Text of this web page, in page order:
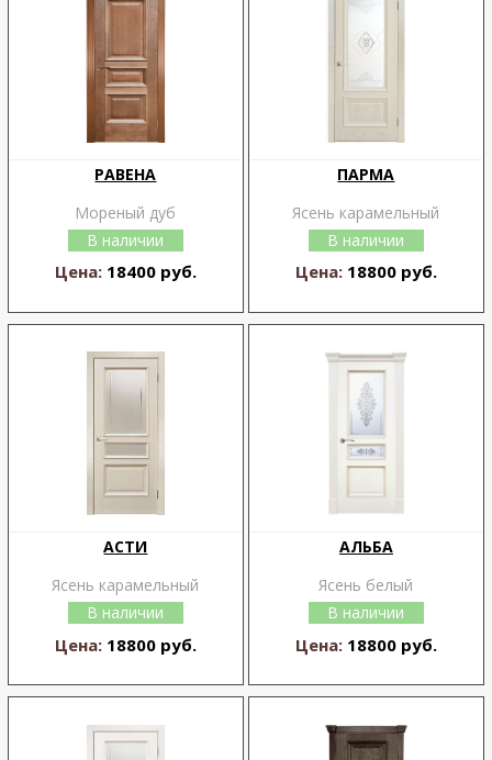
РАВЕНА
Мореный дуб
В наличии
Цена: 18400 руб.
ПАРМА
Ясень карамельный
В наличии
Цена: 18800 руб.
АСТИ
Ясень карамельный
В наличии
Цена: 18800 руб.
АЛЬБА
Ясень белый
В наличии
Цена: 18800 руб.